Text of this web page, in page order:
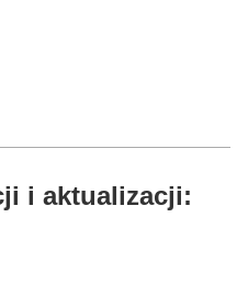
i aktualizacji: